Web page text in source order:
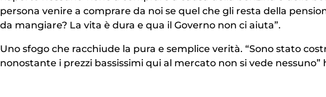
persona venire a comprare da noi se quel che gli resta della
da mangiare? La vita è dura e qua il Governo non ci aiuta”.
Uno sfogo che racchiude la pura e semplice verità. “Sono stato
nonostante i prezzi bassissimi qui al mercato non si vede